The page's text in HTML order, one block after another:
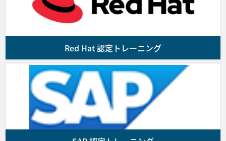
■第4条 (代金のお支払)
求書に記載された支払期日までに、同請求書に指
定された銀行口座にコースの代金を振り込んで支
払を行うものとします。なお、代金の振込に要す
る諸費用はお客様の負担とします。
前項の支払期限までに入金が確認できない場合、
お客様の受講をお断りすることがあります。
本コースのキャンセルおよび日程変更期日は、コース初
日の11営業日前となりますのでご注意ください。
Red Hat 認定トレーニング